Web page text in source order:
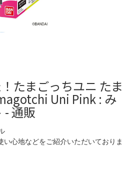
たまごっちユニ たま
Uni Pink : み
- 通販
い心地などをご紹介いただいておりま